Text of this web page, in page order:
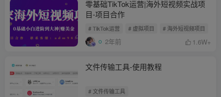
零基础TikTok运营|海外短视频实战项
目-项目合作
# TikTok运营 # 虚拟项目 # 海外短视频项目
2年前 1.6W+
文件传输工具-使用教程
# 文件传输工具